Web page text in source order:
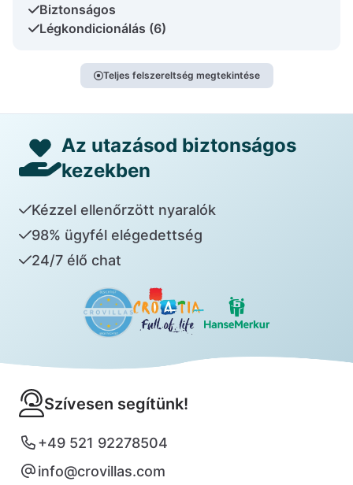
Biztonságos
Légkondicionálás (6)
Teljes felszereltség megtekintése
Az utazásod biztonságos
kezekben
Kézzel ellenőrzött nyaralók
98% ügyfél elégedettség
24/7 élő chat
Szívesen segítünk!
+49 521 92278504
info@crovillas.com